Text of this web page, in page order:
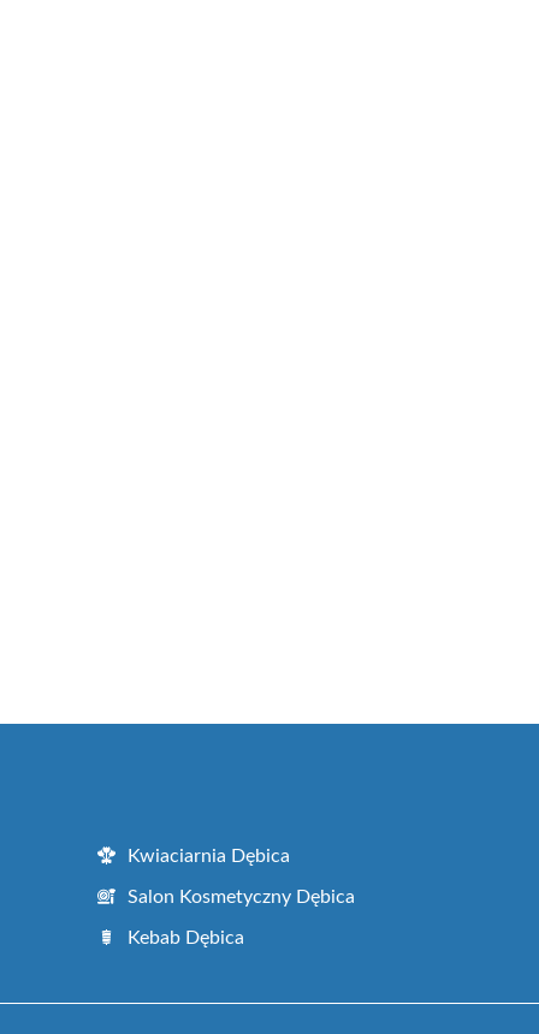
Kwiaciarnia Dębica
Salon Kosmetyczny Dębica
Kebab Dębica